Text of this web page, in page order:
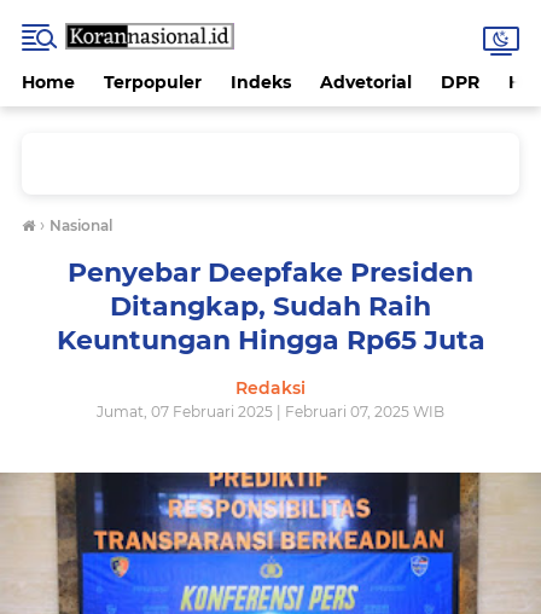
Home Terpopuler Indeks Advetorial DPR
› Nasional
Penyebar Deepfake Presiden
Ditangkap, Sudah Raih
Keuntungan Hingga Rp65 Juta
Redaksi
Jumat, 07 Februari 2025 | Februari 07, 2025 WIB